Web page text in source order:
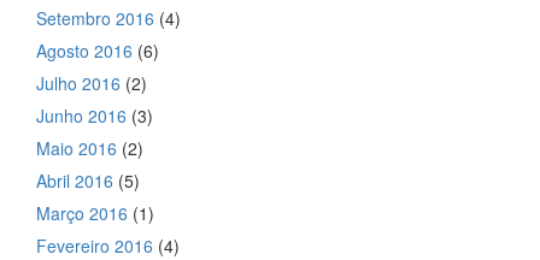
Setembro 2016 (4)
Agosto 2016 (6)
Julho 2016 (2)
Junho 2016 (3)
Maio 2016 (2)
Abril 2016 (5)
Março 2016 (1)
Fevereiro 2016 (4)